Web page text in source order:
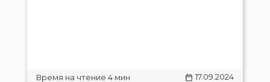
17.09.2024